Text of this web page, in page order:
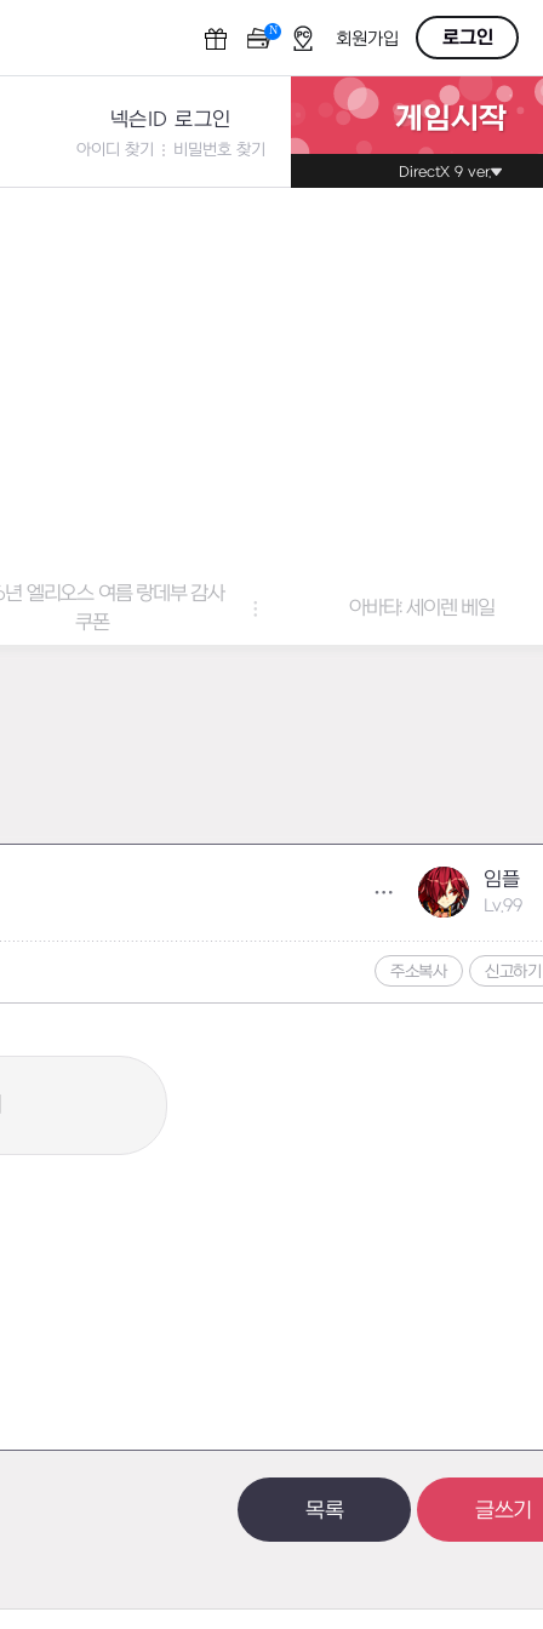
N OFF회원가입 로그인
넥슨ID 로그인
아이디 찾기 비밀번호 찾기
게임시작
DirectX 9 ver.
엘리오스 여름 랑데부 감사
쿠폰
아바타: 세이렌 베일
임플
Lv.99
주소복사 신고하기
목록 글쓰기